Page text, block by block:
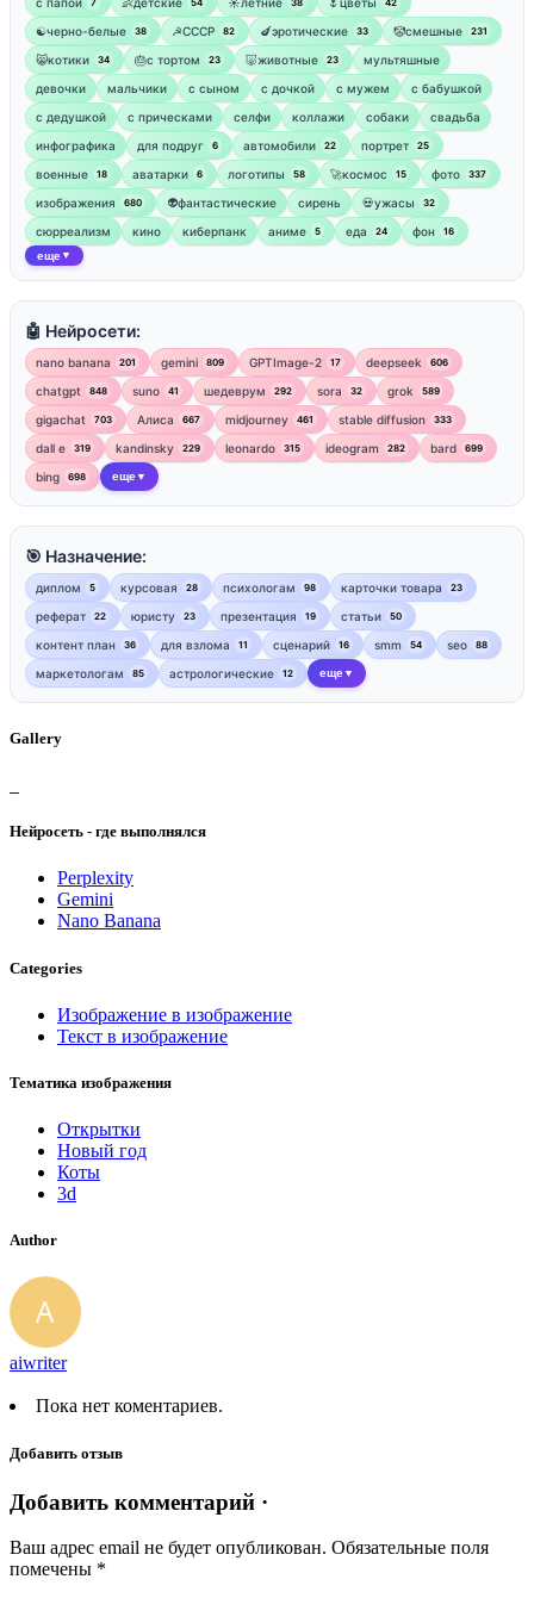
☯︎черно-белые 38 ☭СССР 82 🍆эротические 33 🤡смешные 231
😸котики 34 🎂с тортом 23 🐷животные 23
мультяшные
девочки
мальчики с сыном с дочкой с мужем
с бабушкой
с дедушкой
с прическами селфи коллажи собаки
свадьба
инфографика
для подруг 6 автомобили 22 портрет 25
военные 18 аватарки 6 логотипы 58 🚀космос 15 фото 337
изображения 680 👽фантастические сирень 💀ужасы 32
сюрреализм кино киберпанк аниме 5 еда 24 фон 16
еще ▼
🤖 Нейросети:
nano banana 201 gemini 809 GPTImage-2 17 deepseek 606
chatgpt 848 suno 41 шедеврум 292 sora 32 grok 589
gigachat 703 Алиса 667 midjourney 461 stable diffusion 333
dall e 319 kandinsky 229 leonardo 315 ideogram 282 bard 699
bing 698 еще ▼
🎯 Назначение:
диплом 5 курсовая 28 психологам 98 карточки товара 23
реферат 22 юристу 23 презентация 19 статьи 50
контент план 36 для взлома 11 сценарий 16 smm 54 seo 88
маркетологам 85 астрологические 12 еще ▼
Gallery
Нейросеть - где выполнялся
Perplexity
Gemini
Nano Banana
Categories
Изображение в изображение
Текст в изображение
Тематика изображения
Открытки
Новый год
Коты
3d
Author
aiwriter
Пока нет коментариев.
Добавить отзыв
Добавить комментарий ·
Ваш адрес email не будет опубликован. Обязательные поля
помечены *